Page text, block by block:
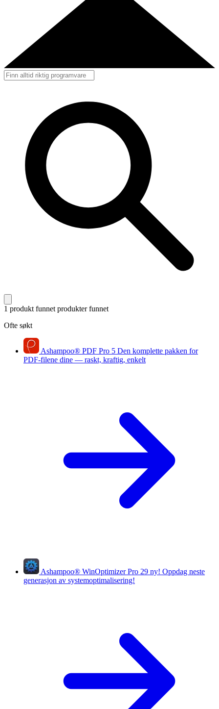
1 produkt funnet produkter funnet
Ofte søkt
Ashampoo® PDF Pro 5 Den komplette pakken for
PDF-filene dine — raskt, kraftig, enkelt
Ashampoo® WinOptimizer Pro 29 ny! Oppdag neste
generasjon av systemoptimalisering!